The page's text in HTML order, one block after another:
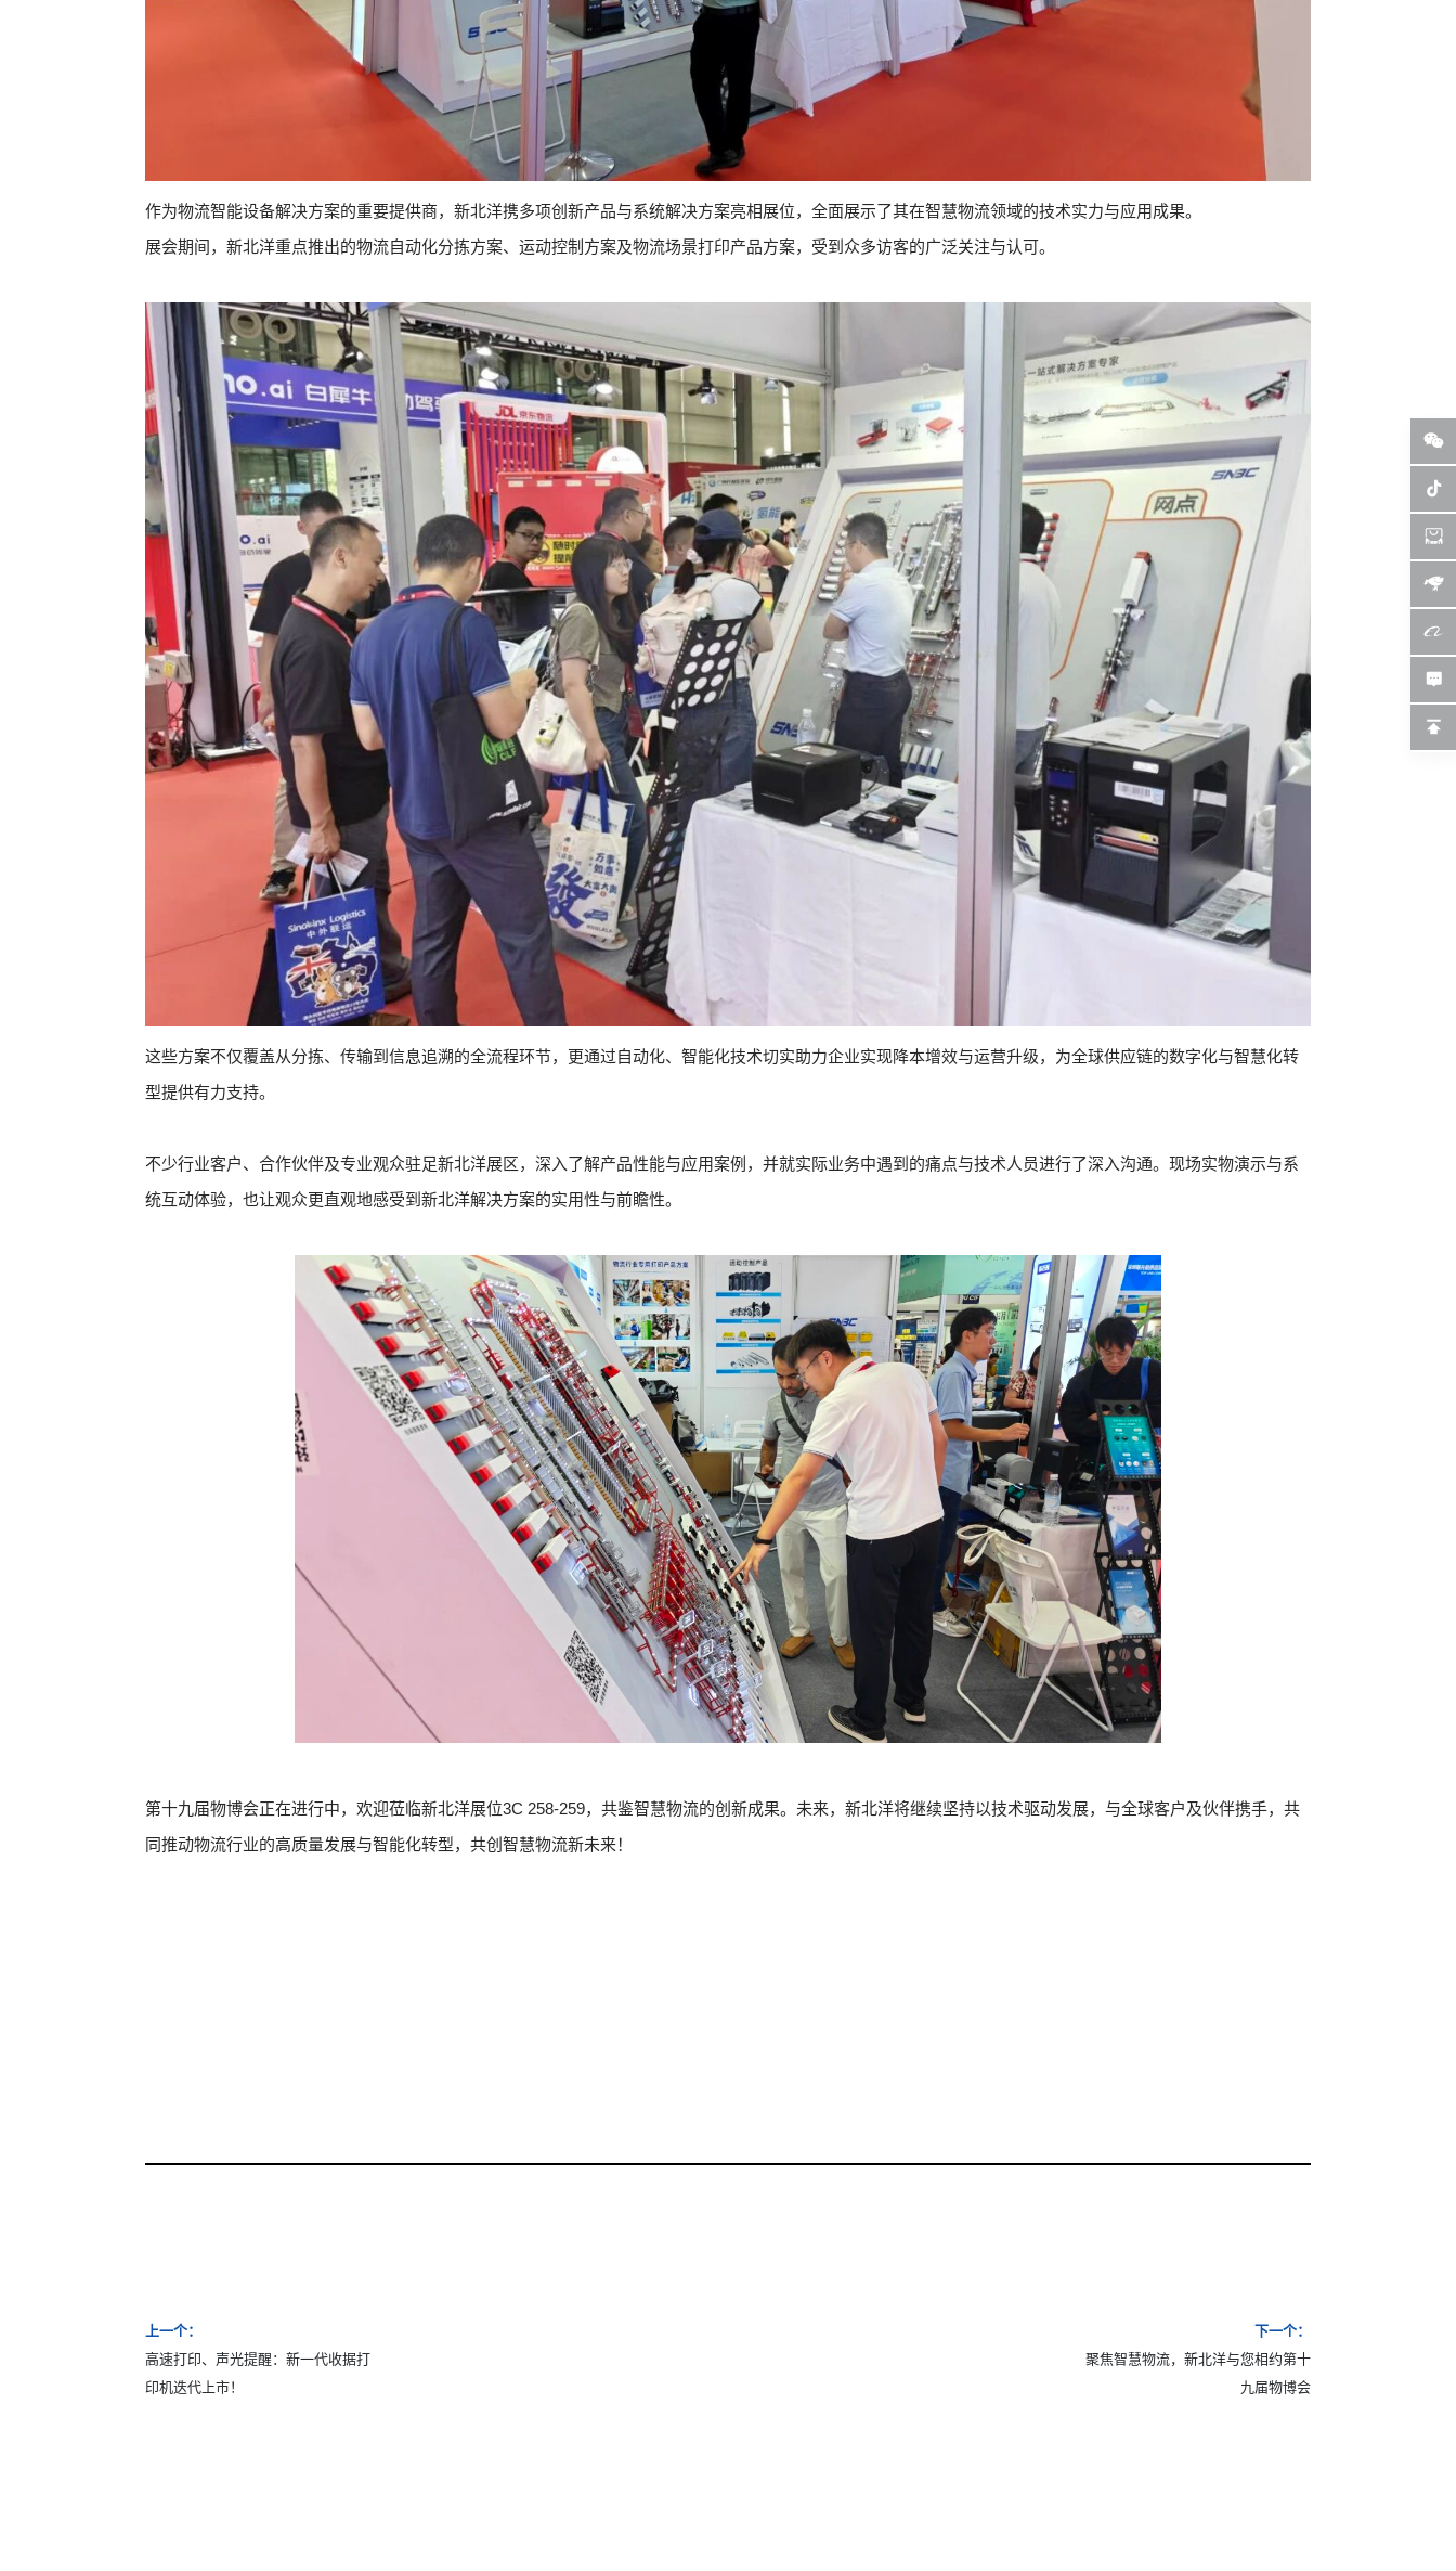
作为物流智能设备解决方案的重要提供商，新北洋携多项创新产品与系统解决方案亮相展位，全面展示了其在智慧物流领域的技术实力与应用成果。
展会期间，新北洋重点推出的物流自动化分拣方案、运动控制方案及物流场景打印产品方案，受到众多访客的广泛关注与认可。
这些方案不仅覆盖从分拣、传输到信息追溯的全流程环节，更通过自动化、智能化技术切实助力企业实现降本增效与运营升级，为全球供应链的数字化与智慧化转
型提供有力支持。
不少行业客户、合作伙伴及专业观众驻足新北洋展区，深入了解产品性能与应用案例，并就实际业务中遇到的痛点与技术人员进行了深入沟通。现场实物演示与系
统互动体验，也让观众更直观地感受到新北洋解决方案的实用性与前瞻性。
第十九届物博会正在进行中，欢迎莅临新北洋展位3C 258-259，共鉴智慧物流的创新成果。未来，新北洋将继续坚持以技术驱动发展，与全球客户及伙伴携手，共
同推动物流行业的高质量发展与智能化转型，共创智慧物流新未来！
上一个：
高速打印、声光提醒：新一代收据打
印机迭代上市！
下一个：
聚焦智慧物流，新北洋与您相约第十
九届物博会